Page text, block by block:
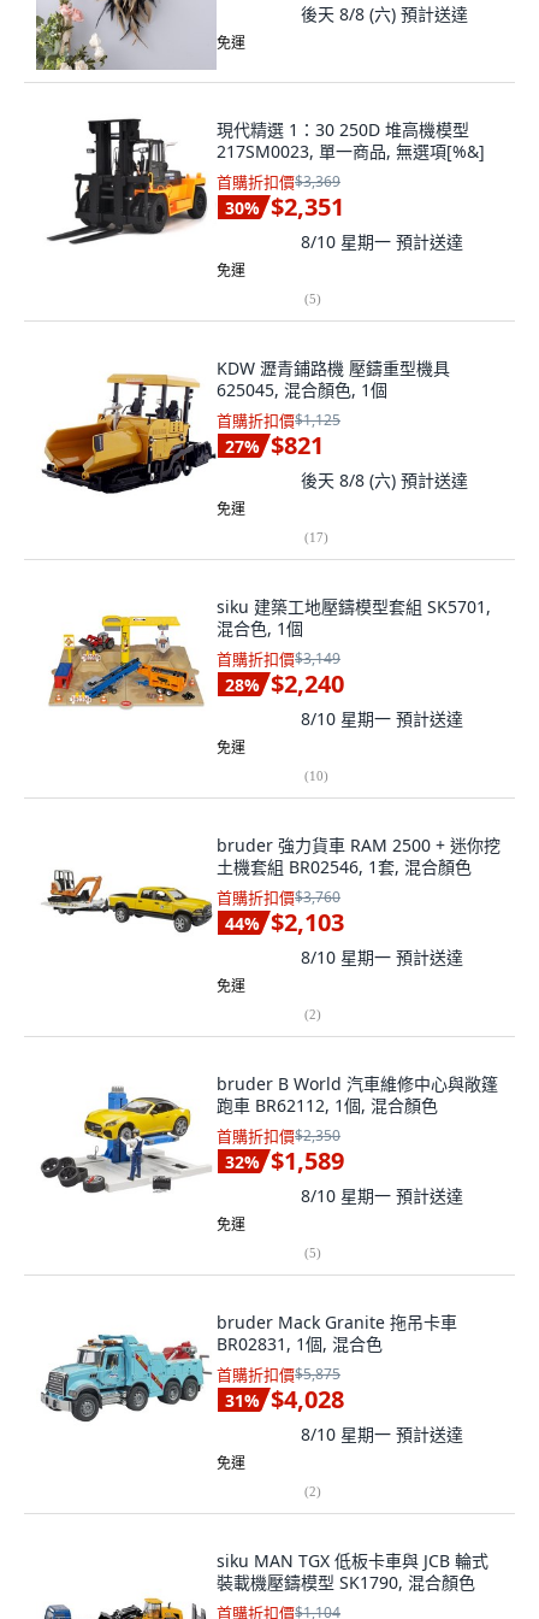
後天 8/8 (六) 預計送達
免運
現代精選 1：30 250D 堆高機模型
217SM0023, 單一商品, 無選項[%&]
首購折扣價$3,369
30% $2,351
8/10 星期一 預計送達
免運
(5)
KDW 瀝青鋪路機 壓鑄重型機具
625045, 混合顏色, 1個
首購折扣價$1,125
27% $821
後天 8/8 (六) 預計送達
免運
(17)
siku 建築工地壓鑄模型套組 SK5701,
混合色, 1個
首購折扣價$3,149
28% $2,240
8/10 星期一 預計送達
免運
(10)
bruder 強力貨車 RAM 2500 + 迷你挖
土機套組 BR02546, 1套, 混合顏色
首購折扣價$3,760
44% $2,103
8/10 星期一 預計送達
免運
(2)
bruder B World 汽車維修中心與敞篷
跑車 BR62112, 1個, 混合顏色
首購折扣價$2,350
32% $1,589
8/10 星期一 預計送達
免運
(5)
bruder Mack Granite 拖吊卡車
BR02831, 1個, 混合色
首購折扣價$5,875
31% $4,028
8/10 星期一 預計送達
免運
(2)
siku MAN TGX 低板卡車與 JCB 輪式
裝載機壓鑄模型 SK1790, 混合顏色
首購折扣價$1,104